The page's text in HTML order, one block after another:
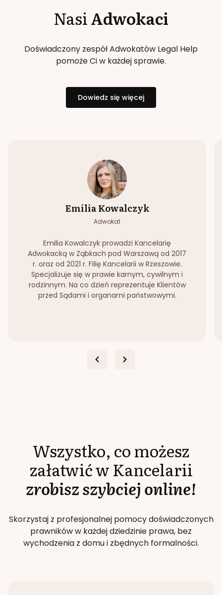
NasiAdwokaci
Doświadczony zespół Adwokatów Legal Help
pomoże Ci w każdej sprawie.
Dowiedz się więcej
Emilia Kowalczyk
Adwokat
Emilia Kowalczyk prowadzi Kancelarię
Adwokacką w Ząbkach pod Warszawą od 2017
r. oraz od 2021 r. Filię Kancelarii w Rzeszowie.
Specjalizuje się w prawie karnym, cywilnym i
rodzinnym. Na co dzień reprezentuje Klientów
przed Sądami i organami państwowymi.
Wszystko, co możesz
załatwić w Kancelarii
zrobisz szybciej online!
Skorzystaj z profesjonalnej pomocy doświadczonych
prawników w każdej dziedzinie prawa, bez
wychodzenia z domu i zbędnych formalności.